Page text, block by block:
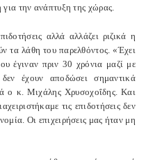
την ανάπτυξη της χώρας.
αλλά αλλάζει ριζικά η
τα λάθη του παρελθόντος. «Έχει
έγιναν πριν 30 χρόνια μαζί με
έχουν αποδώσει σημαντικά
ο κ. Μιχάλης Χρυσοχοΐδης. Και
τις επιδοτήσεις δεν
Οι επιχειρήσεις μας ήταν μη